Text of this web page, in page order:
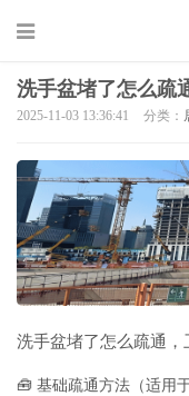
洗手盆堵了怎么疏
2025-11-03 13:36:41 分类：
洗手盆堵了怎么疏通
🧰 基础疏通方法（适用